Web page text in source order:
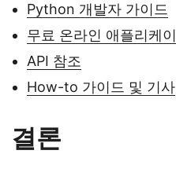
Python 개발자 가이드
무료 온라인 애플리케
API 참조
How-to 가이드 및 기사
결론